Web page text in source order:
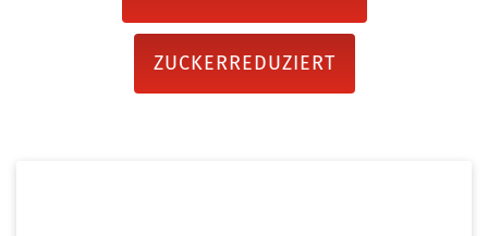
ZUCKERREDUZIERT